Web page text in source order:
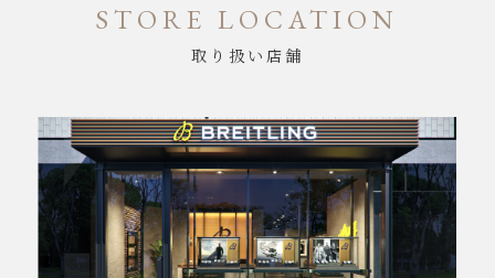
STORE LOCATION
取り扱い店舗